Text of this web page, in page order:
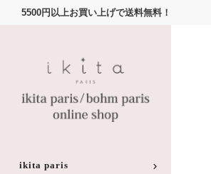
5500円以上お買い上げで送料無料！
ikita paris